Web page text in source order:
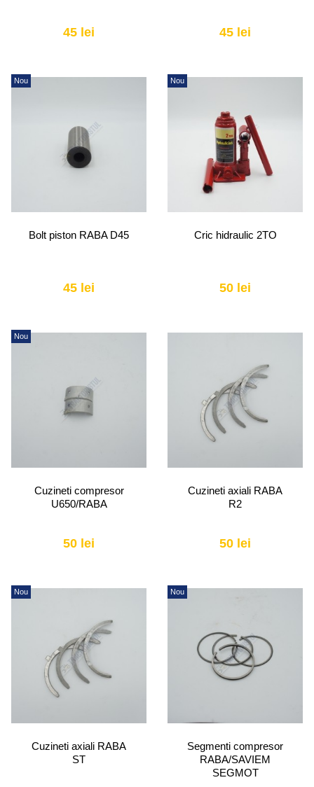
45 lei 45 lei
Nou
Bolt piston RABA D45
45 lei
Nou
Cric hidraulic 2TO
50 lei
Nou
Cuzineti compresor
U650/RABA
50 lei
Cuzineti axiali RABA
R2
50 lei
Nou
Cuzineti axiali RABA
ST
Nou
Segmenti compresor
RABA/SAVIEM
SEGMOT